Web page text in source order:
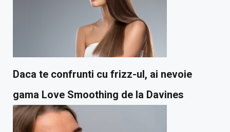
Daca te confrunti cu frizz-ul, ai nevoie
gama Love Smoothing de la Davines